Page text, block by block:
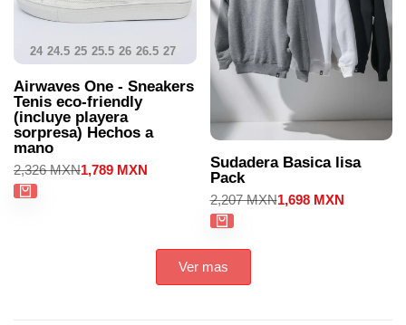
24 24.5 25 25.5 26 26.5 27
Airwaves One - Sneakers
Tenis eco-friendly
(incluye playera
sorpresa) Hechos a
mano
Precio
regular
2,326 MXNPrecio
1,789 MXN
Sudadera Basica lisa
Pack
Precio
regular
2,207 MXNPrecio
1,698 MXN
Ver mas